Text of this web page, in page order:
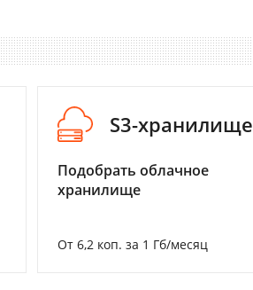
S3-хранилище
Подобрать облачное
хранилище
От 6,2 коп. за 1 Гб/месяц